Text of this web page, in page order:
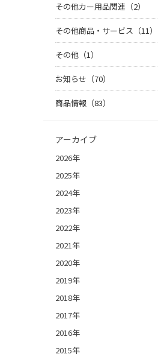
その他カー用品関連（2）
その他商品・サービス（11）
その他（1）
お知らせ（70）
商品情報（83）
アーカイブ
2026年
2025年
2024年
2023年
2022年
2021年
2020年
2019年
2018年
2017年
2016年
2015年